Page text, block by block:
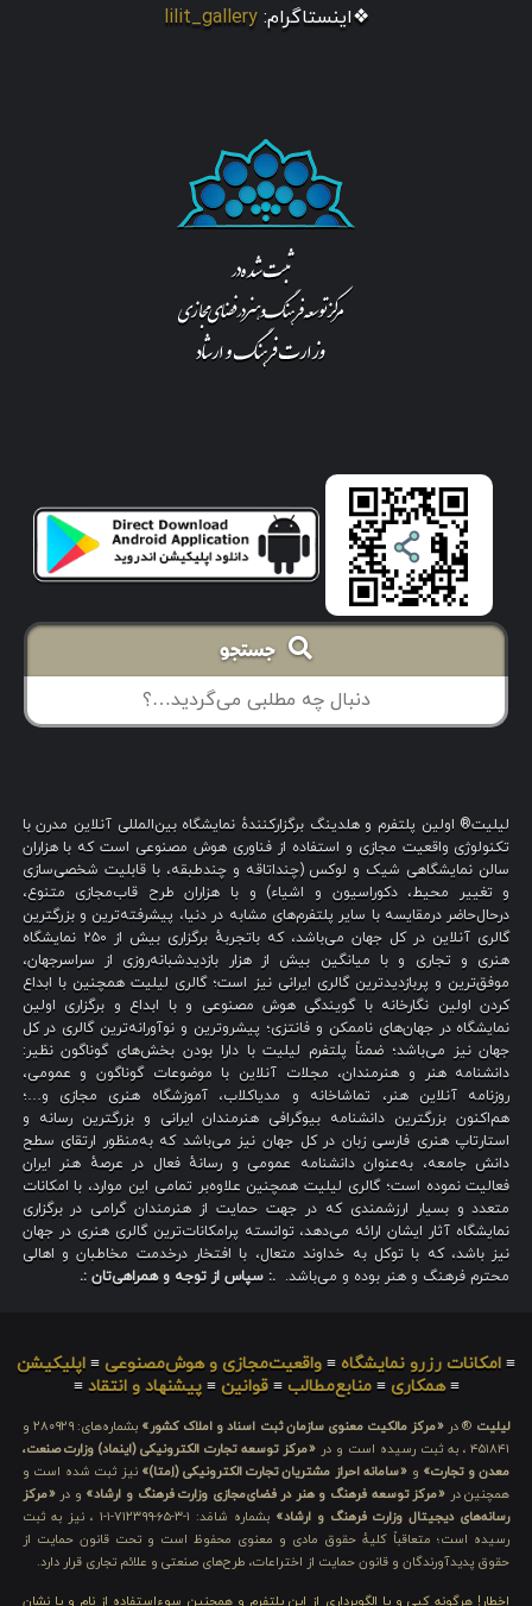
❖اینستاگرام: lilit_gallery
جستجو
لیلیت® اولین پلتفرم و هلدینگ برگزارکنندهٔ نمایشگاه بین‌المللی آنلاین مدرن با
تکنولوژی واقعیت مجازی و استفاده از فناوری هوش مصنوعی است که با هزاران
سالن نمایشگاهی شیک و لوکس (چنداتاقه و چندطبقه، با قابلیت شخصی‌سازی
و تغییر محیط، دکوراسیون و اشیاء) و با هزاران طرح قاب‌مجازی متنوع،
درحال‌حاضر درمقایسه با سایر پلتفرم‌های مشابه در دنیا، پیشرفته‌ترین و بزرگترین
گالری آنلاین در کل جهان می‌باشد، که باتجربهٔ برگزاری بیش از ۲۵۰ نمایشگاه
هنری و تجاری و با میانگین بیش از هزار بازدیدشبانه‌روزی از سراسرجهان،
موفق‌ترین و پربازدیدترین گالری ایرانی نیز است؛ گالری لیلیت همچنین با ابداع
کردن اولین نگارخانه با گویندگی هوش مصنوعی و با ابداع و برگزاری اولین
نمایشگاه در جهان‌های ناممکن و فانتزی؛ پیشروترین و نوآورانه‌ترین گالری در کل
جهان نیز می‌باشد؛ ضمناً پلتفرم لیلیت با دارا بودن بخش‌های گوناگون نظیر:
دانشنامه هنر و هنرمندان، مجلات آنلاین با موضوعات گوناگون و عمومی،
روزنامه آنلاین هنر، تماشاخانه و مدیاکلاب، آموزشگاه هنری مجازی و…؛
هم‌اکنون بزرگترین دانشنامه بیوگرافی هنرمندان ایرانی و بزرگترین رسانه و
استارتاپ هنری فارسی زبان در کل جهان نیز می‌باشد که به‌منظور ارتقای سطح
دانش جامعه، به‌عنوان دانشنامه عمومی و رسانهٔ فعال در عرصهٔ هنر ایران
فعالیت نموده است؛ گالری لیلیت همچنین علاوه‌بر تمامی این موارد، با امکانات
متعدد و بسیار ارزشمندی که در جهت حمایت از هنرمندان گرامی در برگزاری
نمایشگاه آثار ایشان ارائه می‌دهد، توانسته پرامکانات‌ترین گالری هنری در جهان
نیز باشد، که با توکل به خداوند متعال، با افتخار درخدمت مخاطبان و اهالی
محترم فرهنگ و هنر بوده و می‌باشد. .: سپاس از توجه و همراهی‌تان :.
≡ امکانات رزرو نمایشگاه ≡ واقعیت‌مجازی و هوش‌مصنوعی ≡ اپلیکیشن
≡همکاری ≡منابع‌مطالب ≡قوانین ≡پیشنهاد و انتقاد ≡
لیلیت ® در «مرکز مالکیت معنوی سازمان ثبت اسناد و املاک کشور»
بشماره‌های: ۲۸۰۹۲۹ و
۴۵۱۸۴۱ ، به ثبت رسیده است و در
«مرکز توسعه تجارت الکترونیکی (اینماد) وزارت صنعت،
معدن و تجارت» و «سامانه احراز مشتریان تجارت الکترونیکی (اِمتا)» نیز ثبت شده است و
همچنین در «مرکز توسعه فرهنگ و هنر در فضای‌مجازی وزارت فرهنگ و ارشاد» و در«مرکز
رسانه‌های دیجیتال وزارت فرهنگ و ارشاد»
بشماره شامَد: ۱-۳-۶۵-۷۱۲۳۹۹-۱-۱ ، نیز به ثبت
رسیده است؛ متعاقباً کلیهٔ حقوق مادی و معنوی محفوظ است و تحت قانون حمایت از
حقوق پدیدآورندگان و قانون حمایت از اختراعات، طرح‌های صنعتی و علائم تجاری قرار دارد.
اخطار! هرگونه کپی و یا الگوبرداری از این پلتفرم و همچنین سوءاستفاده از نام و یا نشان